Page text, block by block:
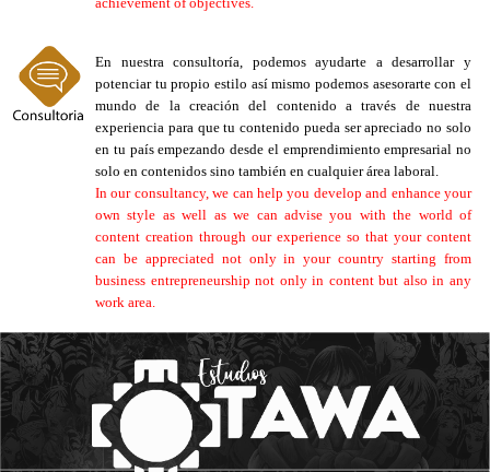
En nuestra consultoría, podemos ayudarte a desarrollar y
potenciar tu propio estilo así mismo podemos asesorarte con el
mundo de la creación del contenido a través de nuestra
experiencia para que tu contenido pueda ser apreciado no solo
en tu país empezando desde el emprendimiento empresarial no
solo en contenidos sino también en cualquier área laboral.
In our consultancy, we can help you develop and enhance your
own style as well as we can advise you with the world of
content creation through our experience so that your content
can be appreciated not only in your country starting from
business entrepreneurship not only in content but also in any
work area.